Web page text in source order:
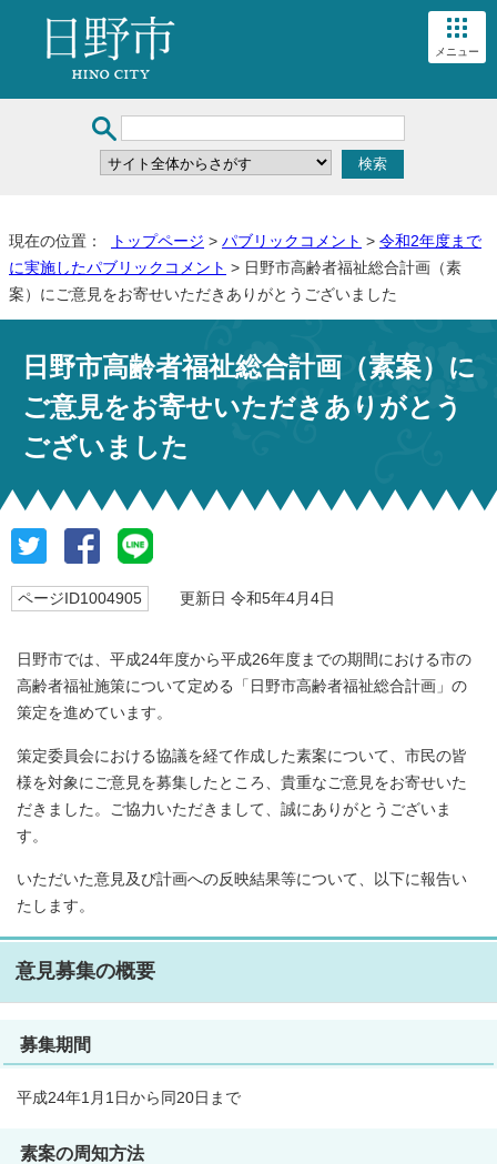
メニュー
現在の位置： トップページ > パブリックコメント > 令和2年度まで
に実施したパブリックコメント > 日野市高齢者福祉総合計画（素
案）にご意見をお寄せいただきありがとうございました
日野市高齢者福祉総合計画（素案）に
ご意見をお寄せいただきありがとう
ございました
ページID1004905 更新日 令和5年4月4日
日野市では、平成24年度から平成26年度までの期間における市の
高齢者福祉施策について定める「日野市高齢者福祉総合計画」の
策定を進めています。
策定委員会における協議を経て作成した素案について、市民の皆
様を対象にご意見を募集したところ、貴重なご意見をお寄せいた
だきました。ご協力いただきまして、誠にありがとうございま
す。
いただいた意見及び計画への反映結果等について、以下に報告い
たします。
意見募集の概要
募集期間
平成24年1月1日から同20日まで
素案の周知方法